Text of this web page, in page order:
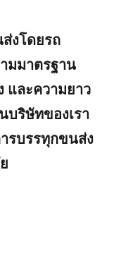
งโดยรถ
มมาตรฐาน
และความยาว
บริษัทของเรา
รบรรทุกขนส่ง